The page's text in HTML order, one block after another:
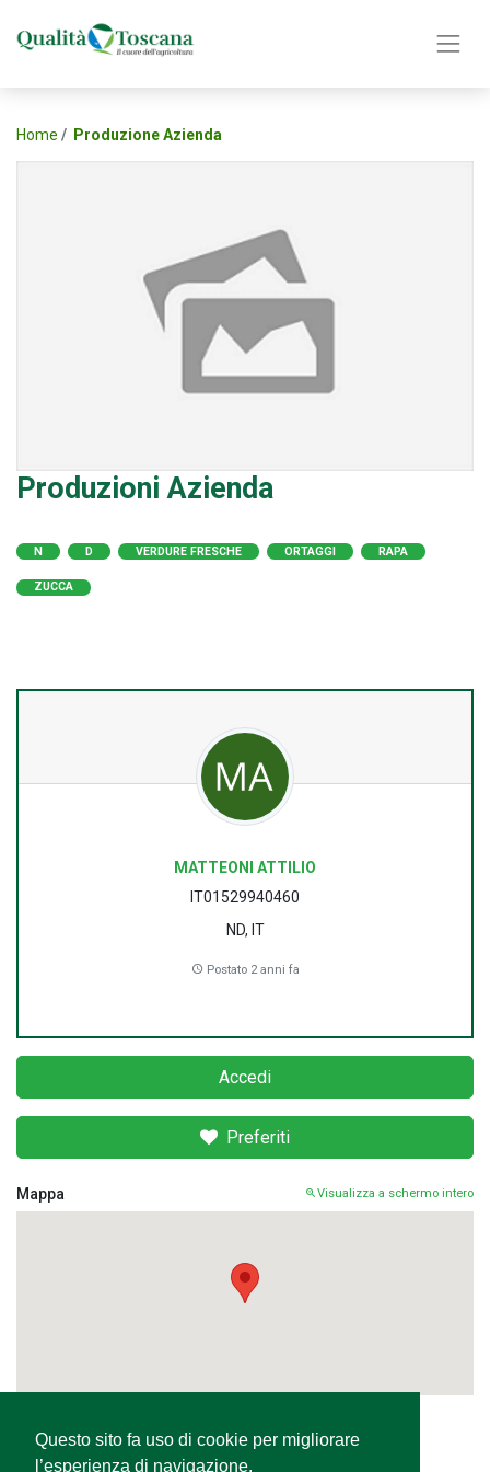
Questo sito fa uso di cookie per migliorare
l’esperienza di navigazione,
Home Produzione Azienda
Produzioni Azienda
N D VERDURE FRESCHE ORTAGGI RAPA
ZUCCA
MATTEONI ATTILIO
IT01529940460
ND, IT
Postato 2 anni fa
Accedi
Preferiti
Mappa Visualizza a schermo intero
Condividi